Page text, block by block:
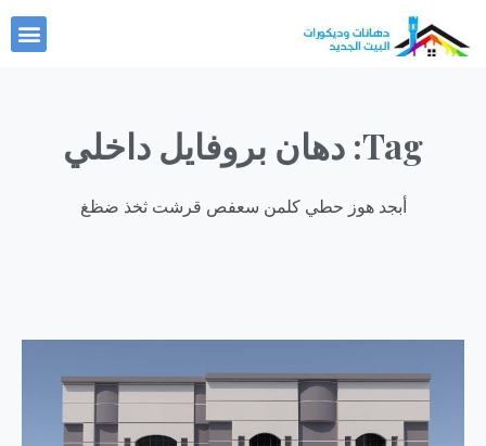
إلى
Tag: دهان بروفايل داخلي
أبجد هوز حطي كلمن سعفص قرشت ثخذ ضظغ